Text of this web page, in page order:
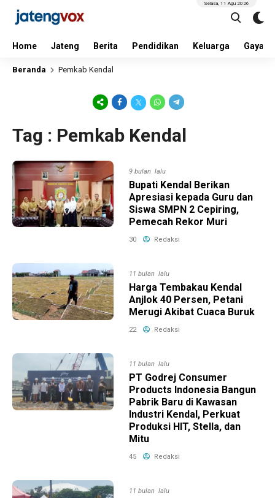
Home Jateng Berita Pendidikan Keluarga Gaya
Selasa, 11 Agu 2026
Beranda Pemkab Kendal
Tag : Pemkab Kendal
9 bulan lalu
Bupati Kendal Berikan
Apresiasi kepada Guru dan
Siswa SMPN 2 Cepiring,
Pemecah Rekor Muri
30 Redaksi
11 bulan lalu
Harga Tembakau Kendal
Anjlok 40 Persen, Petani
Merugi Akibat Cuaca Buruk
22 Redaksi
11 bulan lalu
PT Godrej Consumer
Products Indonesia Bangun
Pabrik Baru di Kawasan
Industri Kendal, Perkuat
Produksi HIT, Stella, dan
Mitu
45 Redaksi
11 bulan lalu